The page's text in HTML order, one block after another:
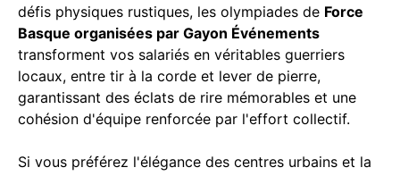
défis physiques rustiques, les olympiades de Force
Basque organisées par Gayon Événements
transforment vos salariés en véritables guerriers
locaux, entre tir à la corde et lever de pierre,
garantissant des éclats de rire mémorables et une
cohésion d'équipe renforcée par l'effort collectif.
Si vous préférez l'élégance des centres urbains et la